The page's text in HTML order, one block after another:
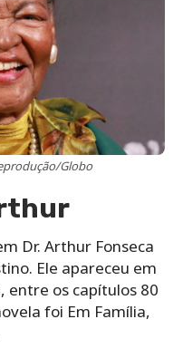
Globo
Dr. Arthur Fonseca
Ele apareceu em
entre os capítulos 80
foi Em Família,